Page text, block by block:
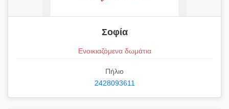
Σοφία
Ενοικιαζόμενα δωμάτια
Πήλιο
2428093611